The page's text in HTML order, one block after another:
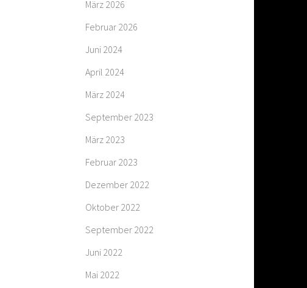
März 2026
Februar 2026
Juni 2024
April 2024
März 2024
September 2023
März 2023
Februar 2023
Dezember 2022
Oktober 2022
September 2022
Juni 2022
Mai 2022